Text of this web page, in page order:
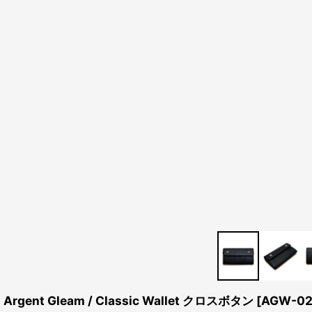
Argent Gleam / Classic Wallet クロスボタン [AGW-